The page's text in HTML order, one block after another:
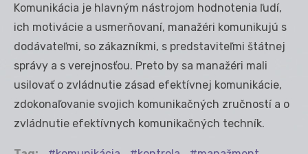
Komunikácia je hlavným nástrojom hodnotenia ľudí,
ich motivácie a usmerňovaní, manažéri komunikujú s
dodávateľmi, so zákazníkmi, s predstaviteľmi štátnej
správy a s verejnosťou. Preto by sa manažéri mali
usilovať o zvládnutie zásad efektívnej komunikácie,
zdokonaľovanie svojich komunikačných zručností a o
zvládnutie efektívnych komunikačných techník.